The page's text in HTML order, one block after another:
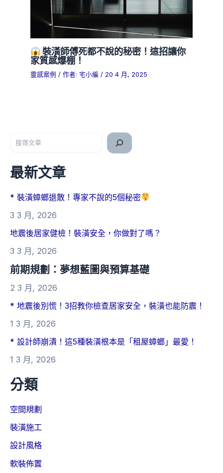
裝潢師傅死都不說的秘密！這招讓你
家質感爆棚！
靈感案例 / 作者: 宅小編 / 20 4 月, 2025
最新文章
* 裝潢蟑螂退散！專家不說的5個秘密
3 3 月, 2026
地震後居家健檢！裝潢安全，你做對了嗎？
3 3 月, 2026
前期規劃：夢想藍圖與預算基礎
2 3 月, 2026
* 地震後別慌！3招教你檢查居家安全，裝潢也能防震！
1 3 月, 2026
* 設計師崩潰！這5種裝潢根本是「租屋蟑螂」最愛！
1 3 月, 2026
分類
空間規劃
裝潢施工
設計風格
軟裝佈置